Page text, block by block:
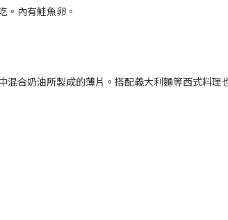
。內有鮭魚卵。
合奶油所製成的薄片。搭配義大利麵等西式料理